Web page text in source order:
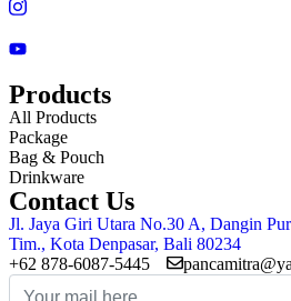
Products
All Products
Package
Bag & Pouch
Drinkware
Contact Us
Jl. Jaya Giri Utara No.30 A, Dangin
Tim., Kota Denpasar, Bali 80234
+62 878-6087-5445